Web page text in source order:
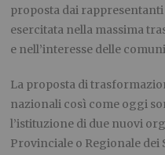
proposta dai
esercitata nella massima
e nell’interesse delle
La proposta di
nazionali così come oggi
l’istituzione di due nuovi
Provinciale o Regionale dei